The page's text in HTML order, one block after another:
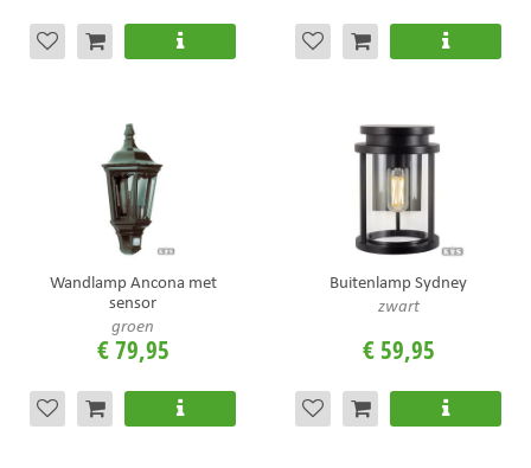
Wandlamp Ancona met
sensor
groen
€79,95
Buitenlamp Sydney
zwart
€ 59,95